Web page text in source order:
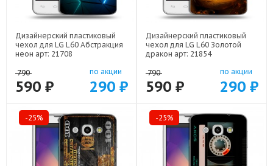
Дизайнерский пластиковый
чехол для LG L60 Абстракция
неон арт: 21708
790
590 ₽
по акции
290 ₽
Дизайнерский пластиковый
чехол для LG L60 Золотой
дракон арт: 21854
790
590 ₽
по акции
290 ₽
-25% -25%